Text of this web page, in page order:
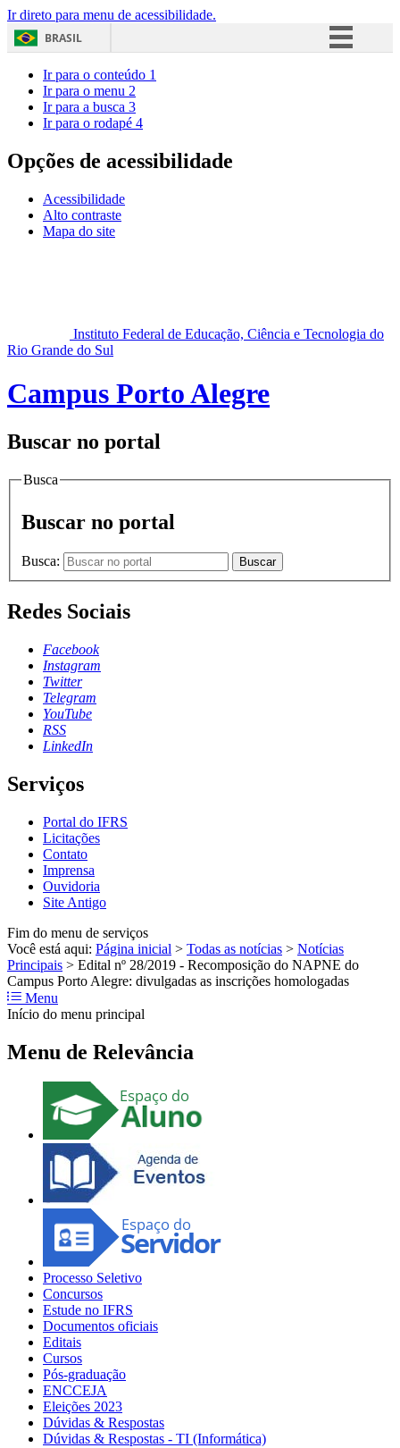
Ir direto para menu de acessibilidade.
BRASIL
Acesso à informação
Ir para o conteúdo 1
Ir para o menu 2
Ir para a busca 3
Ir para o rodapé 4
Opções de acessibilidade
Acessibilidade
Alto contraste
Mapa do site
Instituto Federal de Educação, Ciência e Tecnologia do
Rio Grande do Sul
Campus Porto Alegre
Buscar no portal
Busca
Buscar no portal
Busca: Buscar
Redes Sociais
Facebook
Instagram
Twitter
Telegram
YouTube
RSS
LinkedIn
Serviços
Portal do IFRS
Licitações
Contato
Imprensa
Ouvidoria
Site Antigo
Fim do menu de serviços
Você está aqui: Página inicial > Todas as notícias > Notícias
Principais > Edital nº 28/2019 - Recomposição do NAPNE do
Campus Porto Alegre: divulgadas as inscrições homologadas
Menu
Início do menu principal
Menu de Relevância
Processo Seletivo
Concursos
Estude no IFRS
Documentos oficiais
Editais
Cursos
Pós-graduação
ENCCEJA
Eleições 2023
Dúvidas & Respostas
Dúvidas & Respostas - TI (Informática)